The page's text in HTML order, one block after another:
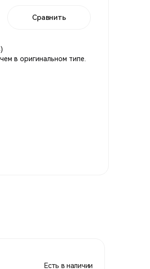
Сравнить
в оригинальном типе.
Есть в наличии